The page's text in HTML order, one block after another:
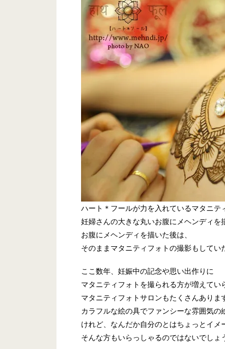
ハート＊フールが力を入れているマタニテ
妊婦さんの大きな丸いお腹にメヘンディを
お腹にメヘンディを描いた後は、
そのままマタニティフォトの撮影もしてい
ここ数年、妊娠中の記念や思い出作りに
マタニティフォトを撮られる方が増えてい
マタニティフォトサロンもたくさんありま
カラフルな絵の具でファンシーな雰囲気の
けれど、なんだか自分のとはちょっとイメ
そんな方もいらっしゃるのではないでしょ